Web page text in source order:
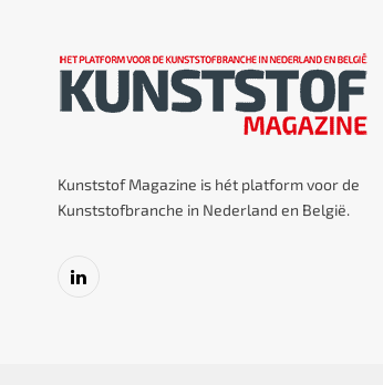
Kunststof Magazine is hét platform voor de
Kunststofbranche in Nederland en België.
LinkedIn